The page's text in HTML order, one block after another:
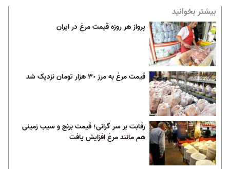
بیشتر بخوانید
پرواز هر روزه قیمت مرغ در ایران
قیمت مرغ به مرز ٣٠ هزار تومان نزدیک شد
رقابت بر سر گرانی؛ قیمت برنج و سیب زمینی
هم مانند مرغ افزایش یافت